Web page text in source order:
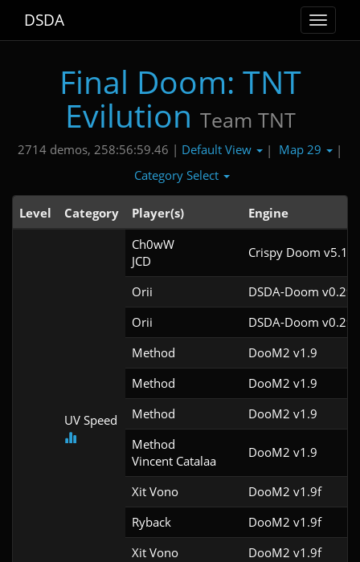
Toggle
DSDA
Final Doom: TNT
Evilution Team TNT
2714 demos, 258:56:59.46 | Default View | Map 29
|
Category Select
Level Category Player(s) Engine
UV Speed
Ch0wW
JCD
Crispy Doom
Orii
DSDA-Doom
Orii
DSDA-Doom
Method
DooM2 v1.9
Method
DooM2 v1.9
Method
DooM2 v1.9
Method
Vincent Catalaa
DooM2 v1.9
Xit Vono
DooM2 v1.9f
Ryback
DooM2 v1.9f
Xit Vono
DooM2 v1.9f